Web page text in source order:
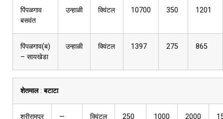
पिंपळगाव
बसवंत
उन्हाळी क्विंटल 10700 350 1201
पिंपळगाव(ब)
– सायखेडा
उन्हाळी क्विंटल 1397 275 865
शेतमाल:बटाटा
श्रीरामपूर — क्विंटल 250 1000 2000